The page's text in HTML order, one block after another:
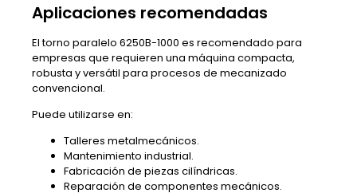
Aplicaciones recomendadas
El torno paralelo 6250B-1000 es recomendado para
empresas que requieren una máquina compacta,
robusta y versátil para procesos de mecanizado
convencional.
Puede utilizarse en:
Talleres metalmecánicos.
Mantenimiento industrial.
Fabricación de piezas cilíndricas.
Reparación de componentes mecánicos.